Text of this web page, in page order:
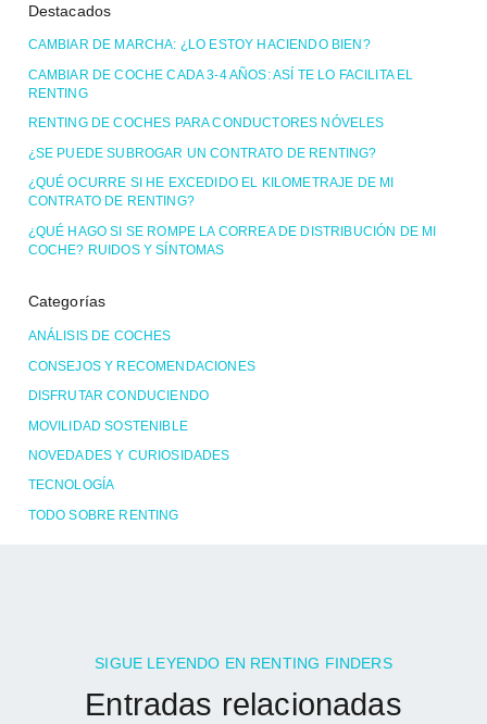
Destacados
CAMBIAR DE MARCHA: ¿LO ESTOY HACIENDO BIEN?
CAMBIAR DE COCHE CADA 3-4 AÑOS: ASÍ TE LO FACILITA EL
RENTING
RENTING DE COCHES PARA CONDUCTORES NÓVELES
¿SE PUEDE SUBROGAR UN CONTRATO DE RENTING?
¿QUÉ OCURRE SI HE EXCEDIDO EL KILOMETRAJE DE MI
CONTRATO DE RENTING?
¿QUÉ HAGO SI SE ROMPE LA CORREA DE DISTRIBUCIÓN DE MI
COCHE? RUIDOS Y SÍNTOMAS
Categorías
ANÁLISIS DE COCHES
CONSEJOS Y RECOMENDACIONES
DISFRUTAR CONDUCIENDO
MOVILIDAD SOSTENIBLE
NOVEDADES Y CURIOSIDADES
TECNOLOGÍA
TODO SOBRE RENTING
SIGUE LEYENDO EN RENTING FINDERS
Entradas relacionadas